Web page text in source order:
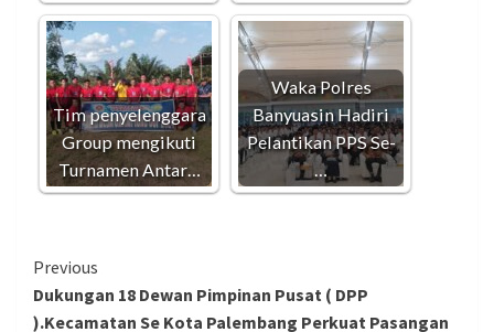
Tim penyelenggara
Group mengikuti
Turnamen Antar…
Waka Polres
Banyuasin Hadiri
Pelantikan PPS Se-
…
Continue
Reading
Previous
Dukungan 18 Dewan Pimpinan Pusat ( DPP
).Kecamatan Se Kota Palembang Perkuat Pasangan